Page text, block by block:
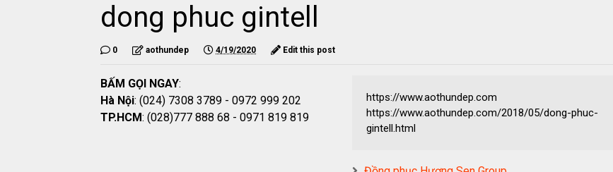
dong phuc gintell
0 aothundep 4/19/2020 Edit this post
BẤM GỌI NGAY:
Hà Nội: (024) 7308 3789 - 0972 999 202
TP.HCM: (028)777 888 68 - 0971 819 819
https://www.aothundep.com
https://www.aothundep.com/2018/05/dong-phuc-
gintell.html